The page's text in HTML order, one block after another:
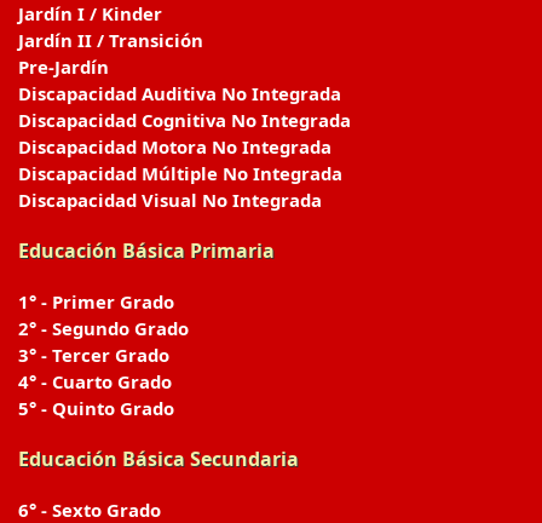
Jardín I / Kinder
Jardín II / Transición
Pre-Jardín
Discapacidad Auditiva No Integrada
Discapacidad Cognitiva No Integrada
Discapacidad Motora No Integrada
Discapacidad Múltiple No Integrada
Discapacidad Visual No Integrada
Educación Básica Primaria
1° - Primer Grado
2° - Segundo Grado
3° - Tercer Grado
4° - Cuarto Grado
5° - Quinto Grado
Educación Básica Secundaria
6° - Sexto Grado